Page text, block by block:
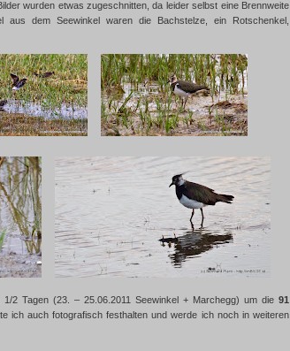
wurden etwas zugeschnitten, da leider selbst eine Brennweite
dem Seewinkel waren die Bachstelze, ein Rotschenkel,
2 Tagen (23. – 25.06.2011 Seewinkel + Marchegg) um die 91
ich auch fotografisch festhalten und werde ich noch in weiteren